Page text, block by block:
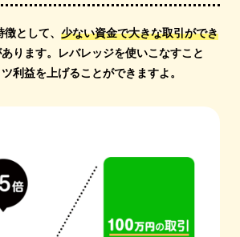
として、 少ない資金で大きな取引ができ
ります。 レバレッジを使いこなすこと
利益を上げることができますよ。